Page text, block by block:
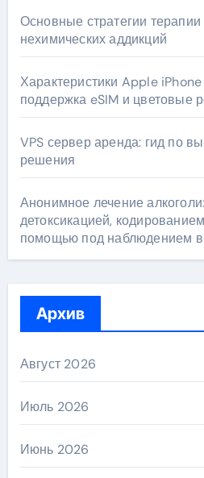
Основные стратегии терапии
нехимических аддикций
Характеристики Apple
поддержка eSIM и цветовые
VPS сервер аренда: гид по
решения
Анонимное лечение
детоксикацией,
помощью под наблюдением
Архив
Август 2026
Июль 2026
Июнь 2026